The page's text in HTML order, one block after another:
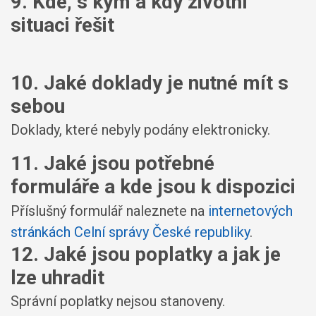
situaci řešit
10. Jaké doklady je nutné mít s
sebou
Doklady, které nebyly podány elektronicky.
11. Jaké jsou potřebné
formuláře a kde jsou k dispozici
Příslušný formulář naleznete na internetových
stránkách Celní správy České republiky.
12. Jaké jsou poplatky a jak je
lze uhradit
Správní poplatky nejsou stanoveny.